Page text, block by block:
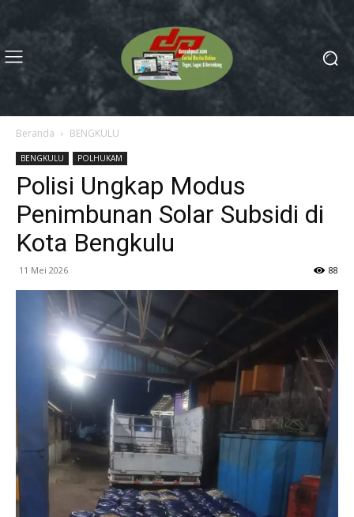
Beranda BENGKULU
BENGKULU POLHUKAM
Polisi Ungkap Modus
Penimbunan Solar Subsidi di
Kota Bengkulu
11 Mei 2026 88